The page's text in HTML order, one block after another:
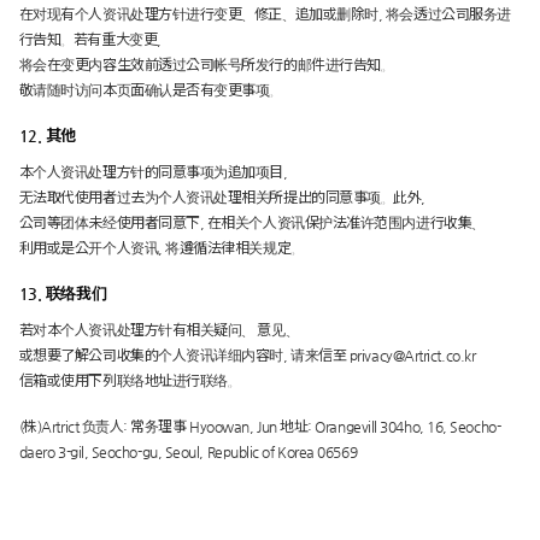
在对现有个人资讯处理方针进行变更、修正、追加或删除时, 将会透过公司服务进
行告知。若有重大变更,
将会在变更内容生效前透过公司帐号所发行的邮件进行告知。
敬请随时访问本页面确认是否有变更事项。
12. 其他
本个人资讯处理方针的同意事项为追加项目,
无法取代使用者过去为个人资讯处理相关所提出的同意事项。此外,
公司等团体未经使用者同意下, 在相关个人资讯保护法准许范围内进行收集、
利用或是公开个人资讯, 将遵循法律相关规定。
13. 联络我们
若对本个人资讯处理方针有相关疑问、 意见、
或想要了解公司收集的个人资讯详细内容时, 请来信至 privacy@Artrict.co.kr
信箱或使用下列联络地址进行联络。
(株)Artrict 负责人: 常务理事 Hyoowan, Jun 地址: Orangevill 304ho, 16, Seocho-
daero 3-gil, Seocho-gu, Seoul, Republic of Korea 06569